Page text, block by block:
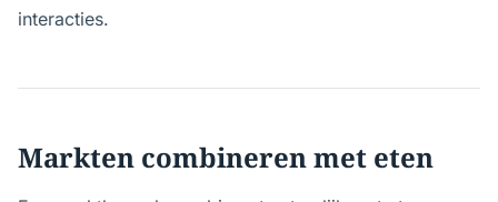
interacties.
Markten combineren met eten